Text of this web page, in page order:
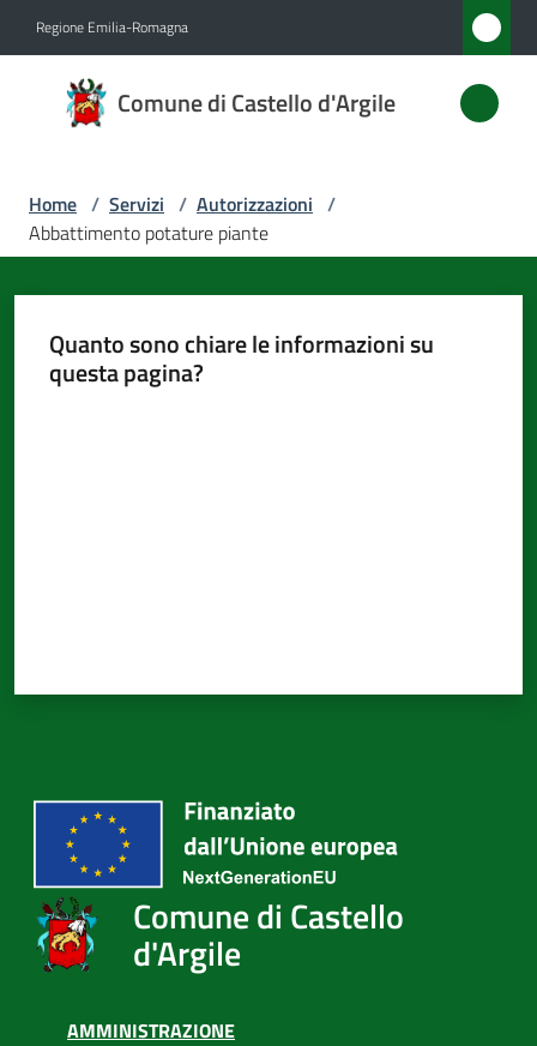
Regione Emilia-Romagna
Comune di Castello d'Argile
Comune
di
d'Argile
Amministrazione
Novità
Amministrazione
Tutti
argomenti...
Seguici
Home / Servizi / Autorizzazioni /
Abbattimento potature piante
Quanto sono chiare le informazioni su
questa pagina?
Comune di Castello
d'Argile
AMMINISTRAZIONE